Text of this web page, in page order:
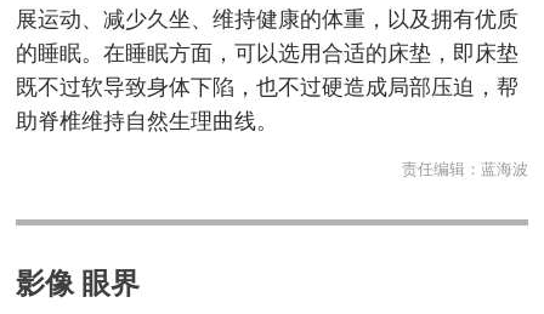
展运动、减少久坐、维持健康的体重，以及拥有优质
的睡眠。在睡眠方面，可以选用合适的床垫，即床垫
既不过软导致身体下陷，也不过硬造成局部压迫，帮
助脊椎维持自然生理曲线。
责任编辑： 蓝海波
影像 眼界